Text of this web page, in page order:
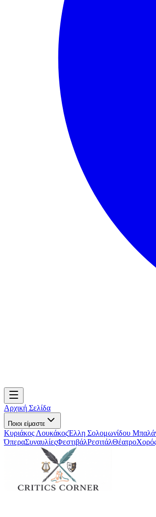
Αρχική Σελίδα
Ποιοι είμαστε
Κυριάκος ΛουκάκοςΈλλη Σολομωνίδου
ΌπεραΣυναυλίεςΦεστιβάλΡεσιτάλΘέατρο